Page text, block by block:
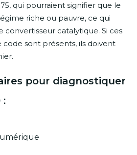
qui pourraient signifier que le
riche ou pauvre, ce qui
catalytique. Si ces
sont présents, ils doivent
pour diagnostiquer
: